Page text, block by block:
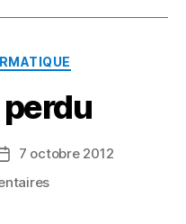
perdu
Date7 octobre 2012
sur